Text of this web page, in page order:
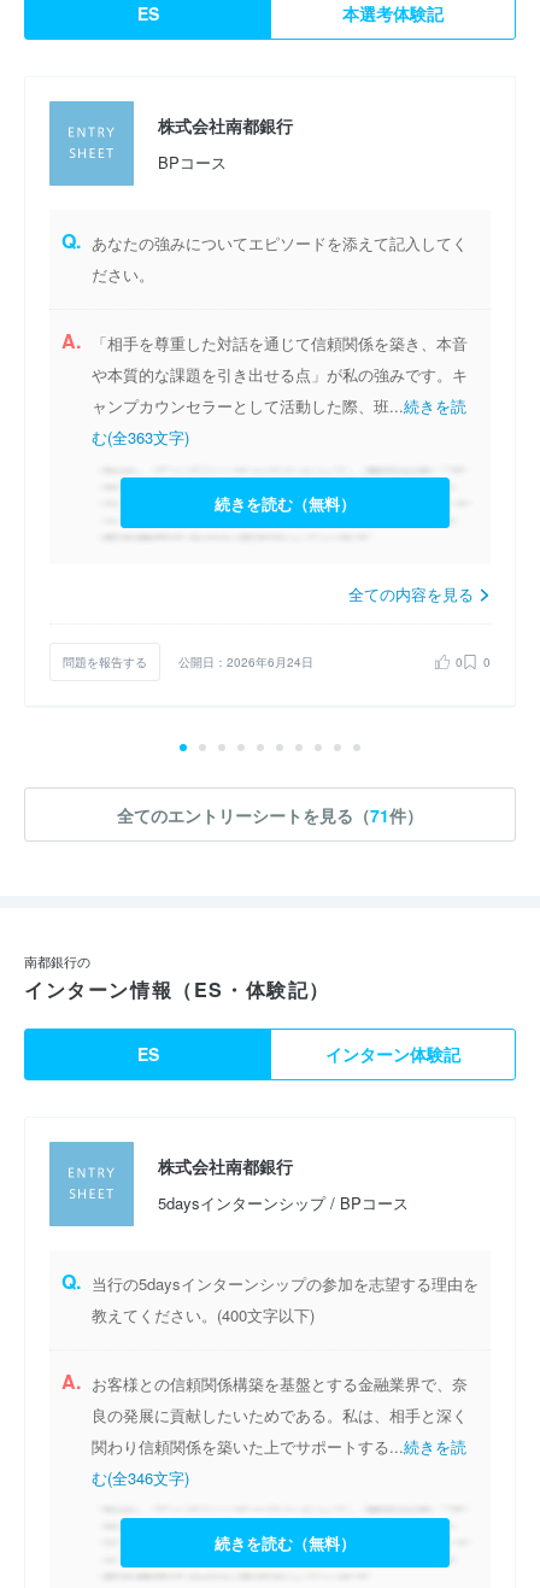
ES 本選考体験記
株式会社南都銀行
BPコース
Q. あなたの強みについてエピソードを添えて記入してく
ださい。
A.
「相手を尊重した対話を通じて信頼関係を築き、本音
や本質的な課題を引き出せる点」が私の強みです。キ
ャンプカウンセラーとして活動した際、班...続きを読
む(全363文字)
続きを読む（無料）
全ての内容を見る
問題を報告する 公開日：2026年6月24日 0 0
全てのエントリーシートを見る（71件）
南都銀行の
インターン情報（ES・体験記）
ES インターン体験記
株式会社南都銀行
5daysインターンシップ / BPコース
Q. 当行の5daysインターンシップの参加を志望する理由を
教えてください。(400文字以下)
A. お客様との信頼関係構築を基盤とする金融業界で、奈
良の発展に貢献したいためである。私は、相手と深く
関わり信頼関係を築いた上でサポートする...続きを読
む(全346文字)
続きを読む（無料）